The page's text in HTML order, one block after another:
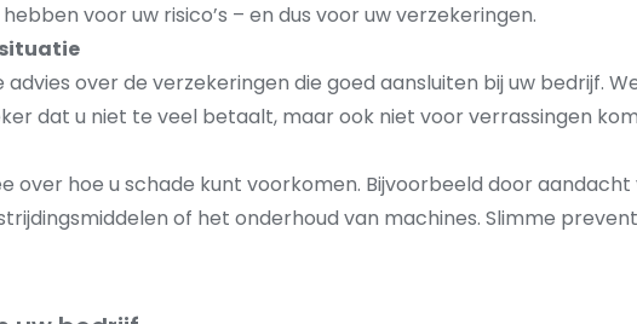
voor uw risico’s – en dus voor uw verzekeringen.
advies over de verzekeringen die goed aansluiten bij uw bedrijf.
dat u niet te veel betaalt, maar ook niet voor verrassingen
over hoe u schade kunt voorkomen. Bijvoorbeeld door
of het onderhoud van machines. Slimme